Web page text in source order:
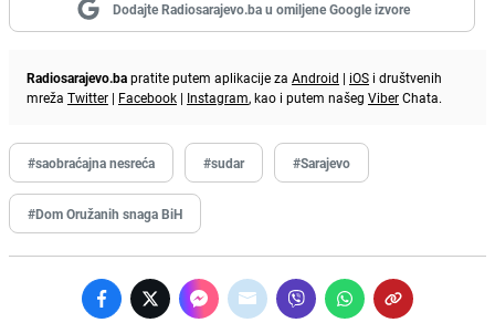
Dodajte Radiosarajevo.ba u omiljene Google izvore
Radiosarajevo.bapratite putem aplikacije za Android | iOS i društvenih
mreža Twitter | Facebook | Instagram, kao i putem našeg ViberChata.
#saobraćajna nesreća #sudar #Sarajevo
#Dom Oružanih snaga BiH